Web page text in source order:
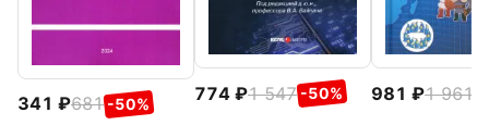
341 681 -50% 774 1 547 -50% 981 1 961